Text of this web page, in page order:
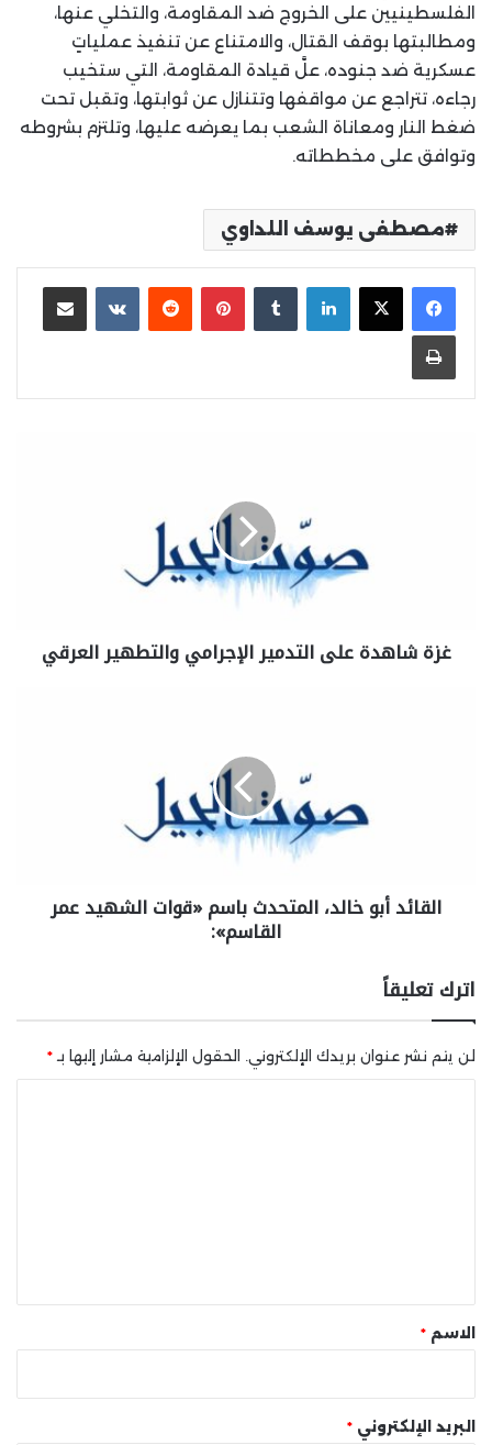
الفلسطينيين على الخروج ضد المقاومة، والتخلي عنها،
ومطالبتها بوقف القتال، والامتناع عن تنفيذ عملياتٍ
عسكرية ضد جنوده، علَّ قيادة المقاومة، التي ستخيب
رجاءه، تتراجع عن مواقفها وتتنازل عن ثوابتها، وتقبل تحت
ضغط النار ومعاناة الشعب بما يعرضه عليها، وتلتزم بشروطه
وتوافق على مخططاته.
مصطفى يوسف اللداوي
لينكدإن بينتيريست مشاركة عبر البريد
طباعة
غزة شاهدة على التدمير الإجرامي والتطهير العرقي
القائد أبو خالد، المتحدث باسم «قوات الشهيد عمر
القاسم»:
اترك تعليقاً
لن يتم نشر عنوان بريدك الإلكتروني. الحقول الإلزامية مشار إليها بـ *
* الاسم *
البريد الإلكتروني *